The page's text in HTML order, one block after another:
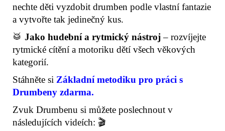
nechte děti vyzdobit drumben podle vlastní fantazie
a vytvořte tak jedinečný kus.
🥁 Jako hudební a rytmický nástroj – rozvíjejte
rytmické cítění a motoriku dětí všech věkových
kategorií.
Stáhněte si Základní metodiku pro práci s
Drumbeny zdarma.
Zvuk Drumbenu si můžete poslechnout v
následujících videích: 🎬